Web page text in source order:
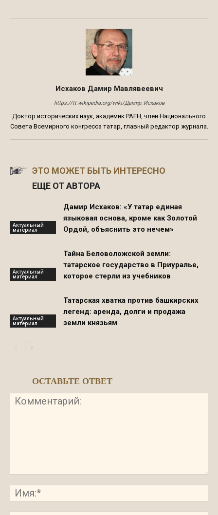
Исхаков Дамир Мавлявеевич
https://tt.wikipedia.org/wiki/Дамир_Исхаков
Доктор исторических наук, академик РАЕН, член Национального
Совета Всемирного конгресса татар, главный редактор журнала.
ЭТО МОЖЕТ БЫТЬ ИНТЕРЕСНО
ЕЩЕ ОТ АВТОРА
Актуальный
материал
Дамир Исхаков: «У татар единая
языковая основа, кроме как Золотой
Ордой, объяснить это нечем»
Актуальный
материал
Тайна Беловоложской земли:
татарское государство в Приуралье,
которое стерли из учебников
Актуальный
материал
Татарская хватка против башкирских
легенд: аренда, долги и продажа
земли князьям
ОСТАВЬТЕ ОТВЕТ